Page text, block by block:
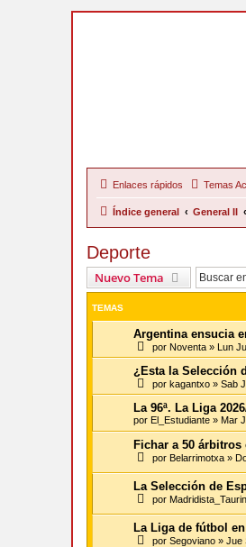
Enlaces rápidos Temas
Índice general General II
Deporte
Nuevo Tema
TEMAS
Argentina ensucia
por Noventa » Lun
¿Esta la Selección
por kagantxo » Sab
La 96ª. La Liga
por El_Estudiante » Mar
Fichar a 50 árbitros
por Belarrimotxa »
La Selección de
por
La Liga de fútbol
por Segoviano » Jue